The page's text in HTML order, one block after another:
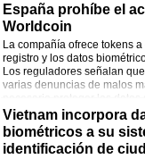
de video.
España prohíbe el
Worldcoin
La compañía ofrece tokens a
registro y los datos
Los reguladores señalan
varias denuncias de malos
necesario proteger los datos
ciudadanos.
Vietnam incorpora
biométricos a su
identificación de